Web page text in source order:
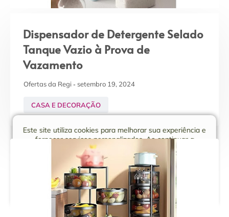
Dispensador de Detergente Selado
Tanque Vazio à Prova de
Vazamento
Ofertas da Regi setembro 19, 2024
CASA E DECORAÇÃO
Este site utiliza cookies para melhorar sua experiência e
fornecer serviços personalizados. Ao continuar a
navegar, você concorda com o uso de cookies.
Para mais informações, leia nossa Política de
Privacidade.
Aceitar